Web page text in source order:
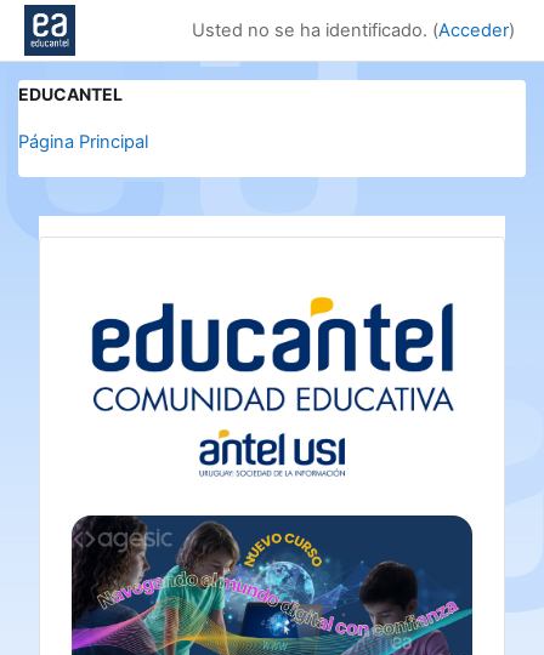
Salta al contenido principal
Usted no se ha identificado. (Acceder)
EDUCANTEL
Página Principal